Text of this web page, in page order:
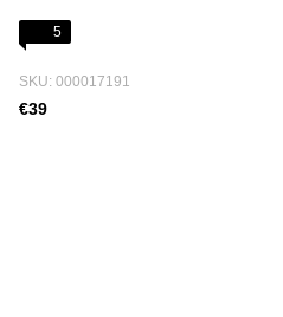
5
SKU: 000017191
€39